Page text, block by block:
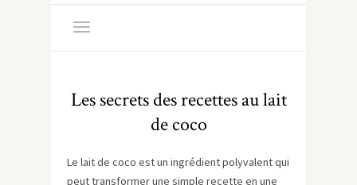
Les secrets des recettes au lait
de coco
Le lait de coco est un ingrédient polyvalent qui
peut transformer une simple recette en une